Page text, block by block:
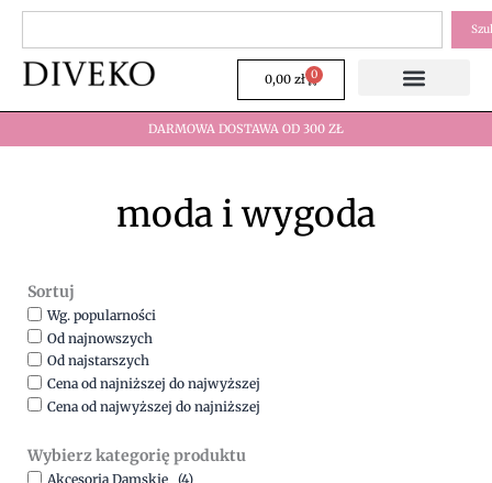
Przejdź
treści
0,00 zł 0
Wózek
DARMOWA DOSTAWA OD 300 ZŁ
moda i wygoda
Sortuj
Wg. popularności
Od najnowszych
Od najstarszych
Cena od najniższej do najwyższej
Cena od najwyższej do najniższej
Wybierz kategorię produktu
Akcesoria Damskie (4)